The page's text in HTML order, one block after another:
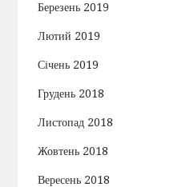
Березень 2019
Лютий 2019
Січень 2019
Грудень 2018
Листопад 2018
Жовтень 2018
Вересень 2018